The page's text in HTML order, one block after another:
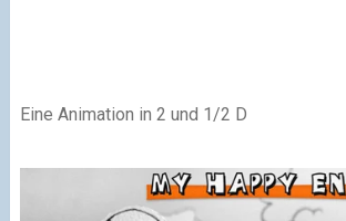
Eine Animation in 2 und 1/2 D